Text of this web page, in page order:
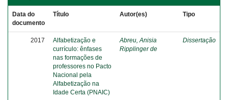
Data do
documento
Título Autor(es) Tipo
2017
Alfabetização e
currículo: ênfases
nas formações de
professores no Pacto
Nacional pela
Alfabetização na
Idade Certa (PNAIC)
Abreu, Anisia
Ripplinger de
Dissertação